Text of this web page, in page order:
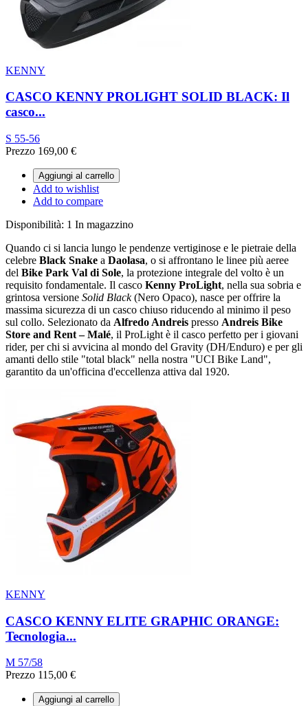
KENNY
CASCO KENNY PROLIGHT SOLID BLACK: Il
casco...
S 55-56
Prezzo 169,00 €
Aggiungi al carrello
Add to wishlist
Add to compare
Disponibilità: 1 In magazzino
Quando ci si lancia lungo le pendenze vertiginose e le pietraie della
celebre Black Snake a Daolasa, o si affrontano le linee più aeree
del Bike Park Val di Sole, la protezione integrale del volto è un
requisito fondamentale. Il casco Kenny ProLight, nella sua sobria e
grintosa versione Solid Black(Nero Opaco), nasce per offrire la
massima sicurezza di un casco chiuso riducendo al minimo il peso
sul collo. Selezionato da Alfredo Andreis presso Andreis Bike
Store and Rent – Malé, il ProLight è il casco perfetto per i giovani
rider, per chi si avvicina al mondo del Gravity (DH/Enduro) e per gli
amanti dello stile "total black" nella nostra "UCI Bike Land",
garantito da un'officina d'eccellenza attiva dal 1920.
KENNY
CASCO KENNY ELITE GRAPHIC ORANGE:
Tecnologia...
M 57/58
Prezzo 115,00 €
Aggiungi al carrello